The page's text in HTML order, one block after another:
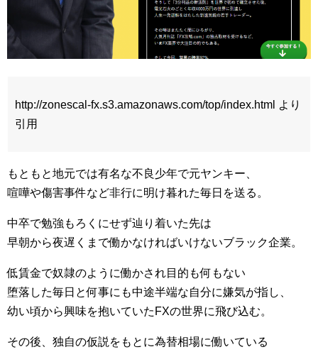
http://zonescal-fx.s3.amazonaws.com/top/index.html より
引用
もともと地元では有名な不良少年で元ヤンキー、
喧嘩や傷害事件など非行に明け暮れた毎日を送る。
中卒で勉強もろくにせず辿り着いた先は
早朝から夜遅くまで働かなければいけないブラック企業。
低賃金で奴隷のように働かされ目的も何もない
堕落した毎日と何事にも中途半端な自分に嫌気が指し、
幼い頃から興味を抱いていたFXの世界に飛び込む。
その後、独自の仮説をもとに為替相場に働いている